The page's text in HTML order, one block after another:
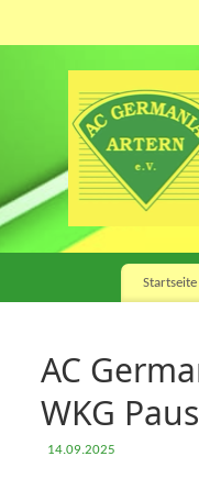
Startseite
AC
WKG
14.09.2025